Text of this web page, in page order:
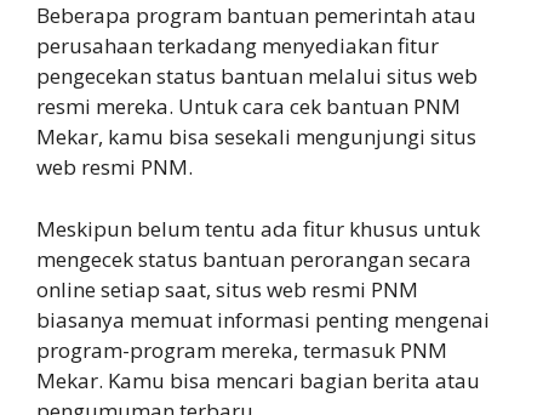
Beberapa program bantuan pemerintah atau
perusahaan terkadang menyediakan fitur
pengecekan status bantuan melalui situs web
resmi mereka. Untuk cara cek bantuan PNM
Mekar, kamu bisa sesekali mengunjungi situs
web resmi PNM.
Meskipun belum tentu ada fitur khusus untuk
mengecek status bantuan perorangan secara
online setiap saat, situs web resmi PNM
biasanya memuat informasi penting mengenai
program-program mereka, termasuk PNM
Mekar. Kamu bisa mencari bagian berita atau